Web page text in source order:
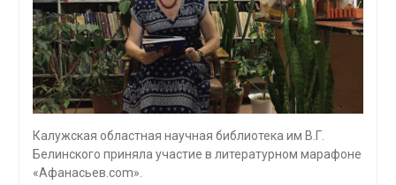
Калужская областная научная библиотека им В.Г.
Белинского приняла участие в литературном марафоне
«Афанасьев.com».